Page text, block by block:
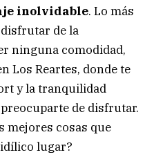
inolvidable. Lo más
de la
ninguna comodidad,
Los Reartes, donde te
y la tranquilidad
de disfrutar.
mejores cosas que
lugar?